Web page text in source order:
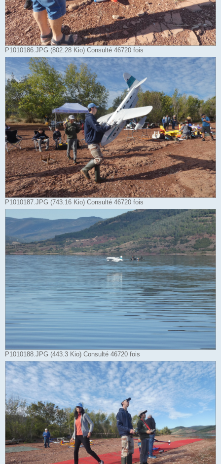
P1010186.JPG (802.28 Kio) Consulté 46720 fois
P1010187.JPG (743.16 Kio) Consulté 46720 fois
P1010188.JPG (443.3 Kio) Consulté 46720 fois